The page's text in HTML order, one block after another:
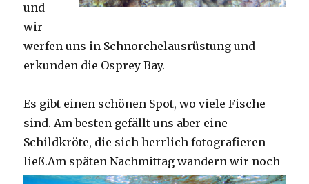
und
wir
werfen uns in Schnorchelausrüstung und
erkunden die Osprey Bay.
Es gibt einen schönen Spot, wo viele Fische
sind. Am besten gefällt uns aber eine
Schildkröte, die sich herrlich fotografieren
ließ.Am späten Nachmittag wandern wir noch